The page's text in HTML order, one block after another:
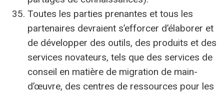
Toutes les parties prenantes et tous les
partenaires devraient s’efforcer d’élaborer et
de développer des outils, des produits et des
services novateurs, tels que des services de
conseil en matière de migration de main-
d’œuvre, des centres de ressources pour les